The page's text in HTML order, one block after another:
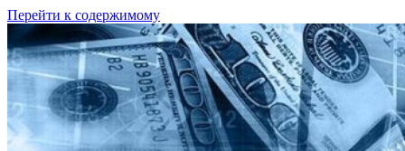
Перейти к содержимому